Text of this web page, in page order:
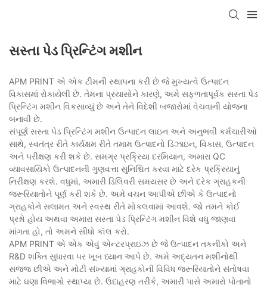
સસ્તા પેડ પ્રિન્ટિંગ મશીન
APM PRINT એ એક ટીમની સ્થાપના કરી છે જે મુખ્યત્વે ઉત્પાદન
વિકાસમાં રોકાયેલી છે. તેમના પ્રયાસોને કારણે, અમે સફળતાપૂર્વક સસ્તા પેડ
પ્રિન્ટિંગ મશીન વિકસાવ્યું છે અને તેને વિદેશી બજારોમાં વેચવાની યોજના
બનાવી છે.
સંપૂર્ણ સસ્તા પેડ પ્રિન્ટિંગ મશીન ઉત્પાદન લાઇન અને અનુભવી કર્મચારીઓ
સાથે, સ્વતંત્ર રીતે કાર્યક્ષમ રીતે તમામ ઉત્પાદનો ડિઝાઇન, વિકાસ, ઉત્પાદન
અને પરીક્ષણ કરી શકે છે. સમગ્ર પ્રક્રિયા દરમિયાન, અમારા QC
વ્યાવસાયિકો ઉત્પાદનની ગુણવત્તા સુનિશ્ચિત કરવા માટે દરેક પ્રક્રિયાનું
નિરીક્ષણ કરશે. વધુમાં, અમારી ડિલિવરી સમયસર છે અને દરેક ગ્રાહકની
જરૂરિયાતોને પૂર્ણ કરી શકે છે. અમે વચન આપીએ છીએ કે ઉત્પાદનો
ગ્રાહકોને સલામત અને સ્વસ્થ રીતે મોકલવામાં આવશે. જો તમને કોઈ
પ્રશ્નો હોય અથવા અમારા સસ્તા પેડ પ્રિન્ટિંગ મશીન વિશે વધુ જાણવા
માંગતા હો, તો અમને સીધો કૉલ કરો.
APM PRINT એ એક એવું એન્ટરપ્રાઇઝ છે જે ઉત્પાદન તકનીકો અને
R&D શક્તિ સુધારવા પર ખૂબ ધ્યાન આપે છે. અમે અદ્યતન મશીનોથી
સજ્જ છીએ અને મોટી સંખ્યામાં ગ્રાહકોની વિવિધ જરૂરિયાતોને સંતોષવા
માટે ઘણા વિભાગો સ્થાપ્યા છે. ઉદાહરણ તરીકે, અમારી પાસે અમારો પોતાનો